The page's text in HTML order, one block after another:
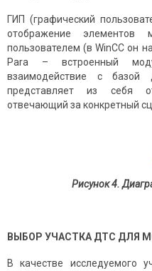
ГИП (графический
отображение
пользователем (в WinCC он
Para – встроенный
взаимодействие с базой
представляет из себя
отвечающий за конкретный
Рисунок 4.
ВЫБОР УЧАСТКА ДТС ДЛЯ
В качестве исследуемого